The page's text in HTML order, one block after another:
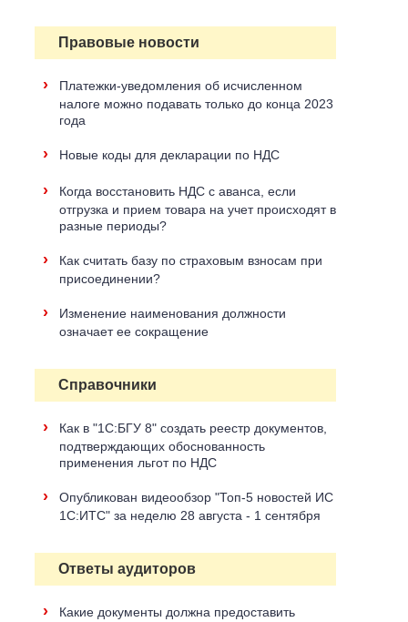
Правовые новости
›
Платежки-уведомления об исчисленном
налоге можно подавать только до конца 2023
года
› Новые коды для декларации по НДС
›
Когда восстановить НДС с аванса, если
отгрузка и прием товара на учет происходят в
разные периоды?
›
Как считать базу по страховым взносам при
присоединении?
›
Изменение наименования должности
означает ее сокращение
Справочники
›
Как в "1С:БГУ 8" создать реестр документов,
подтверждающих обоснованность
применения льгот по НДС
›
Опубликован видеообзор "Топ-5 новостей ИС
1С:ИТС" за неделю 28 августа - 1 сентября
Ответы аудиторов
›
Какие документы должна предоставить